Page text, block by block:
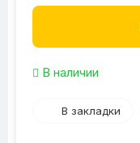
В наличии
В закладки